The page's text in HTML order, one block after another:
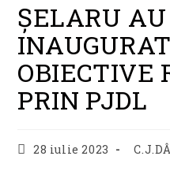
ȘELARU AU
OBIECTIVE
PRIN PJDL
Post28 iulie 2023
Post